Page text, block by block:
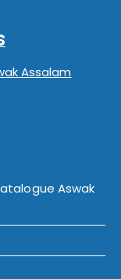
Assalam
Aswak